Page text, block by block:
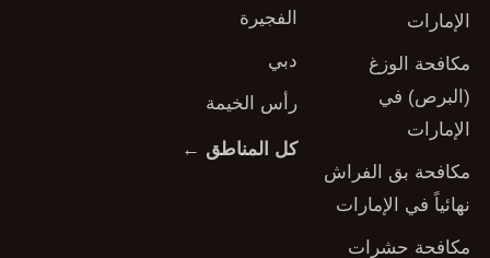
الإمارات
مكافحة الوزغ
(البرص) في
الإمارات
مكافحة بق الفراش
نهائياً في الإمارات
مكافحة حشرات
الفجيرة
دبي
رأس الخيمة
كل المناطق ←